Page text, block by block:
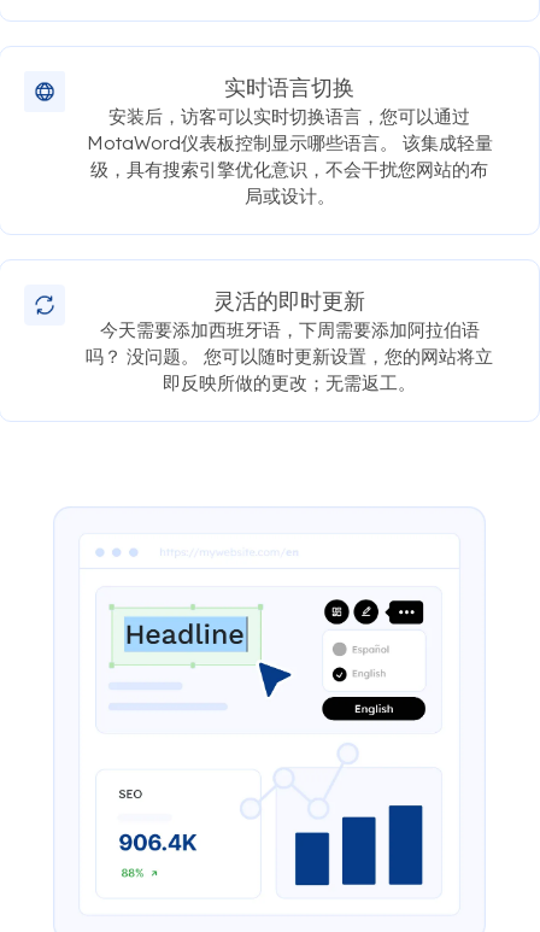
实时语言切换
安装后，访客可以实时切换语言，您可以通过
MotaWord仪表板控制显示哪些语言。 该集成轻量
级，具有搜索引擎优化意识，不会干扰您网站的布
局或设计。
灵活的即时更新
今天需要添加西班牙语，下周需要添加阿拉伯语
吗？ 没问题。 您可以随时更新设置，您的网站将立
即反映所做的更改；无需返工。